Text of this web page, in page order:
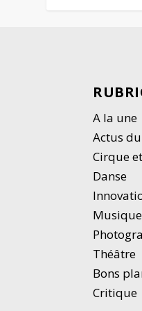
A la une
Actus
Cirque
Danse
Théâtre
Bons
Critique